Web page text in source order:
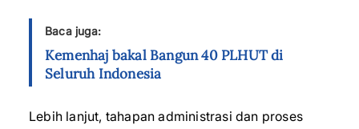
Baca juga:
Kemenhaj bakal Bangun 40 PLHUT di
Seluruh Indonesia
‎Lebih lanjut, tahapan administrasi dan proses